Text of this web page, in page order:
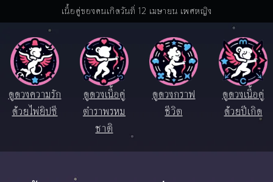
เนื้อคู่ของคนเกิดวันที่ 12 เมษายน เพศหญิง
ดูดวงความรัก
ด้วยไพ่ยิปซี
ดูดวงเนื้อคู่
ตำราพรหม
ชาติ
ดูดวงกราฟ
ชีวิต
ดูดวงเนื้อคู่
ด้วยปีเกิด